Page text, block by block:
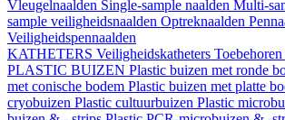
Vleugelnaalden Single-sample naalden Multi-
sample veiligheidsnaalden Optreknaalden
Veiligheidspennaalden
KATHETERS Veiligheidskatheters
PLASTIC BUIZEN Plastic buizen met ronde
met conische bodem Plastic buizen met platte
cryobuizen Plastic cultuurbuizen Plastic